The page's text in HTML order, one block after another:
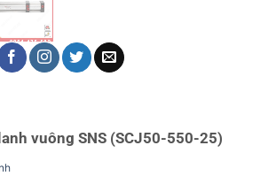
vuông SNS (SCJ50-550-25)